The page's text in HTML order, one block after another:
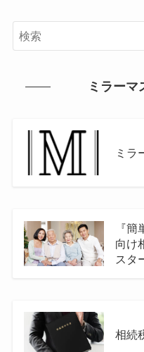
ミラーマ
ミラ
『
向け
スタ
相続